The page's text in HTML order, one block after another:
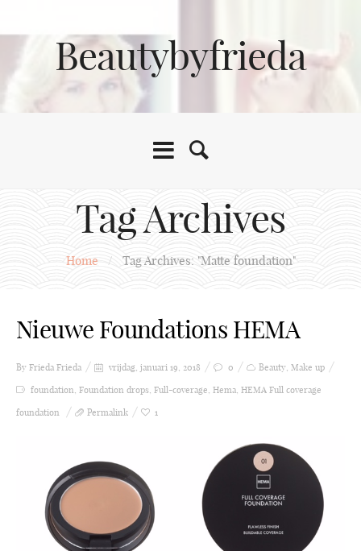
Beautybyfrieda
Tag Archives
Home / Tag Archives: "Matte foundation"
Nieuwe Foundations HEMA
By Frieda Frieda vrijdag, januari 19, 2018 0 Beauty, Make up
foundation, Foundation drops, Full-coverage, Hema, HEMA Full coverage
foundation
Permalink 1